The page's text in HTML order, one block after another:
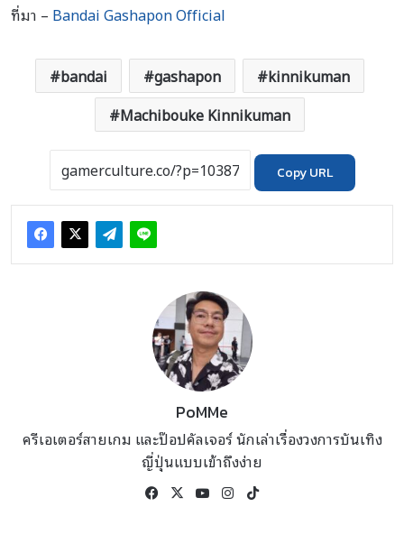
ที่มา – Bandai Gashapon Official
bandai gashapon
kinnikuman
Machibouke Kinnikuman
Copy URL
PoMMe
ครีเอเตอร์สายเกม และป๊อปคัลเจอร์ นักเล่าเรื่องวงการบันเทิง
ญี่ปุ่นแบบเข้าถึงง่าย
Facebook
X YouTubeInstagram